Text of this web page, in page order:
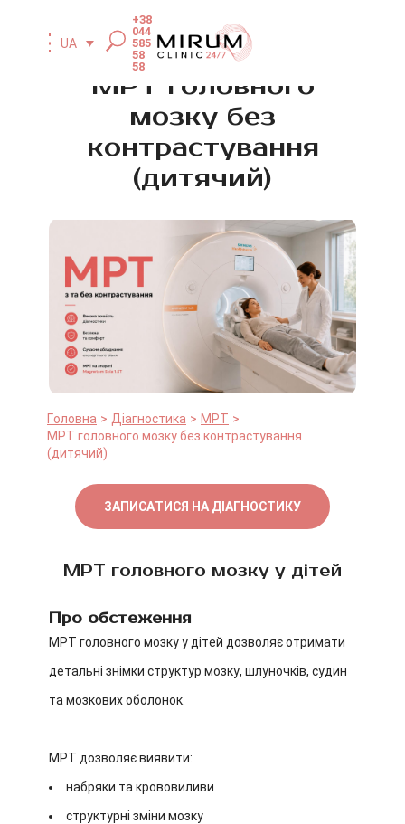
UA
+38
044
585
58
58
МРТ головного
мозку без
контрастування
(дитячий)
Головна Діагностика
МРТ
МРТ головного мозку без контрастування
(дитячий)
ЗАПИСАТИСЯ НА ДІАГНОСТИКУ
МРТ головного мозку у дітей
Про обстеження
МРТ головного мозку у дітей дозволяє отримати
детальні знімки структур мозку, шлуночків, судин
та мозкових оболонок.
МРТ дозволяє виявити:
набряки та крововиливи
структурні зміни мозку